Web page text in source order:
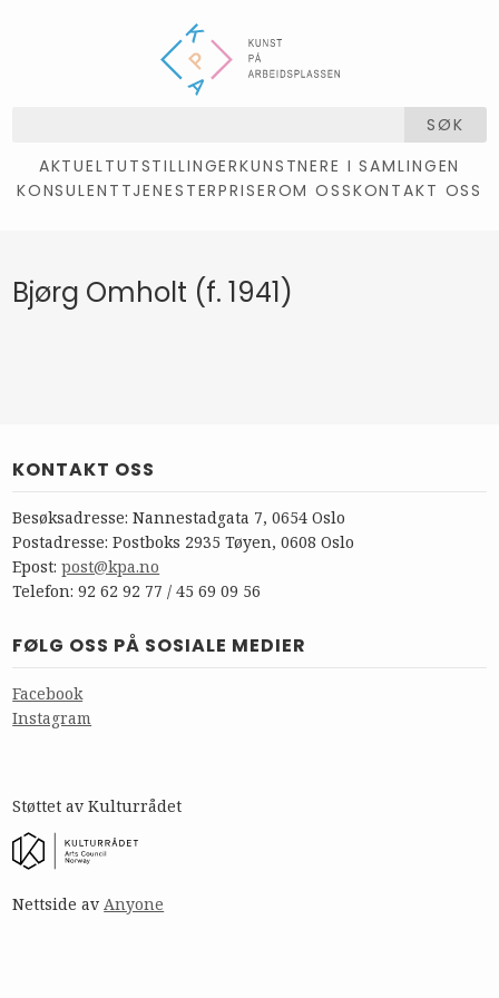
SØK
AKTUELTUTSTILLINGERKUNSTNERE I SAMLINGEN
KONSULENTTJENESTERPRISEROM OSSKONTAKT OSS
Bjørg Omholt (f. 1941)
KONTAKT OSS
Besøksadresse: Nannestadgata 7, 0654 Oslo
Postadresse: Postboks 2935 Tøyen, 0608 Oslo
Epost:post@kpa.no
Telefon: 92 62 92 77 / 45 69 09 56
FØLG OSS PÅ SOSIALE MEDIER
Facebook
Instagram
Støttet av Kulturrådet
Nettside avAnyone